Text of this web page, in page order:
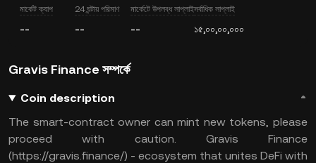
মার্কেট ক্যাপ
--
24 ঘন্টায় পরিমাণ
--
মার্কেটে উপলব্ধ সাপ্লাই
--
সর্বাধিক সাপ্লাই
১৫,০০,০০,০০০
Gravis Finance সম্পর্কে
Coin description
The smart-contract owner can mint new tokens, please
proceed with caution. Gravis Finance
(https://gravis.finance/) - ecosystem that unites DeFi with